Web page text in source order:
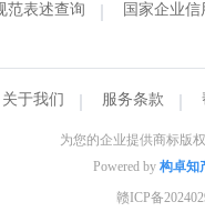
范表述查询 国家企业
关于我们 服务条款
为您的企业提供商标版
Powered by 构卓知
赣ICP备